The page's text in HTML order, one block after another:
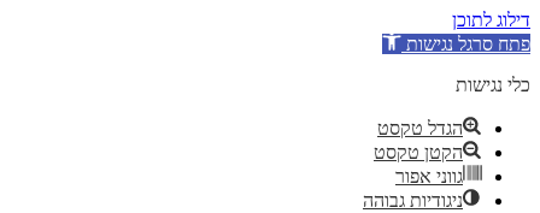
דילוג לתוכן
פתח סרגל נגישות
כלי נגישות
הגדל טקסט
הקטן טקסט
גווני אפור
ניגודיות גבוהה